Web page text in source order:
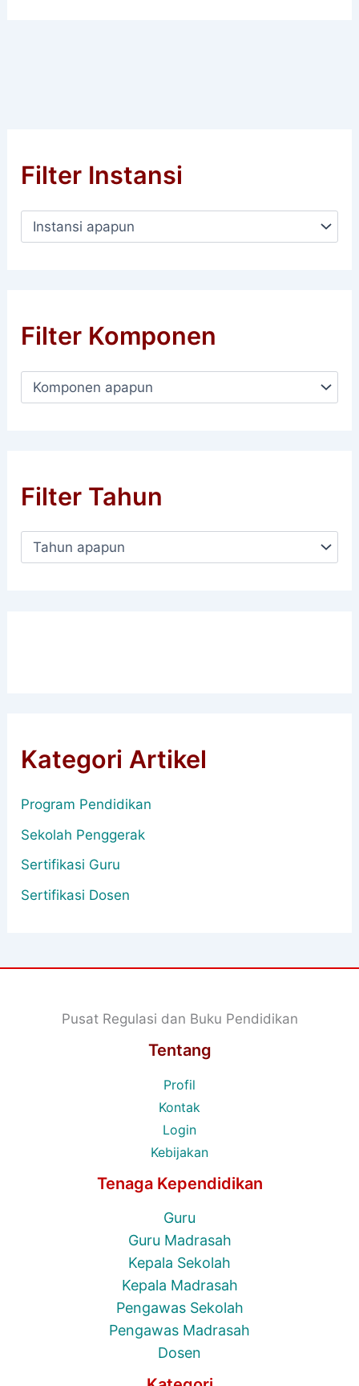
Filter Instansi
Filter Komponen
Filter Tahun
Kategori Artikel
Program Pendidikan
Sekolah Penggerak
Sertifikasi Guru
Sertifikasi Dosen
Pusat Regulasi dan Buku Pendidikan
Tentang
Profil
Kontak
Login
Kebijakan
Tenaga Kependidikan
Guru
Guru Madrasah
Kepala Sekolah
Kepala Madrasah
Pengawas Sekolah
Pengawas Madrasah
Dosen